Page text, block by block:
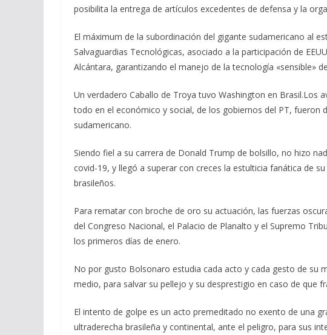
posibilita la entrega de artículos excedentes de defensa y la
El máximum de la subordinación del gigante sudamericano al
Salvaguardias Tecnológicas, asociado a la participación de
Alcántara, garantizando el manejo de la tecnología «sensible» de
Un verdadero Caballo de Troya tuvo Washington en Brasil.Los
todo en el económico y social, de los gobiernos del PT, fueron
sudamericano.
Siendo fiel a su carrera de Donald Trump de bolsillo, no hizo
covid-19, y llegó a superar con creces la estulticia fanática de
brasileños.
Para rematar con broche de oro su actuación, las fuerzas
del Congreso Nacional, el Palacio de Planalto y el Supremo
los primeros días de enero.
No por gusto Bolsonaro estudia cada acto y cada gesto de su
medio, para salvar su pellejo y su desprestigio en caso de que
El intento de golpe es un acto premeditado no exento de una
ultraderecha brasileña y continental, ante el peligro, para sus